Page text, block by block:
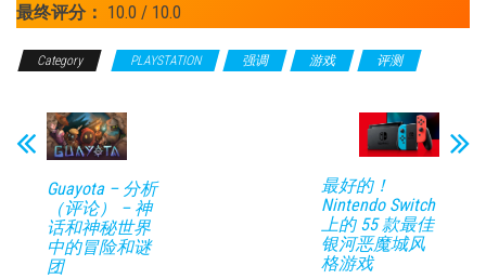
最终评分： 10.0 / 10.0
Category PLAYSTATION 强调 游戏 评测
Guayota – 分析
（评论） – 神
话和神秘世界
中的冒险和谜
团
最好的！
Nintendo Switch
上的 55 款最佳
银河恶魔城风
格游戏